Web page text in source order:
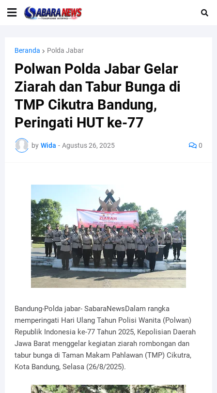
Beranda Polda Jabar
Polwan Polda Jabar Gelar
Ziarah dan Tabur Bunga di
TMP Cikutra Bandung,
Peringati HUT ke-77
by Wida - Agustus 26, 2025 0
Bandung-Polda jabar- SabaraNewsDalam rangka
memperingati Hari Ulang Tahun Polisi Wanita (Polwan)
Republik Indonesia ke-77 Tahun 2025, Kepolisian Daerah
Jawa Barat menggelar kegiatan ziarah rombongan dan
tabur bunga di Taman Makam Pahlawan (TMP) Cikutra,
Kota Bandung, Selasa (26/8/2025).